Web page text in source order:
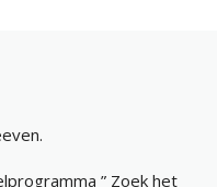
” Zoek het